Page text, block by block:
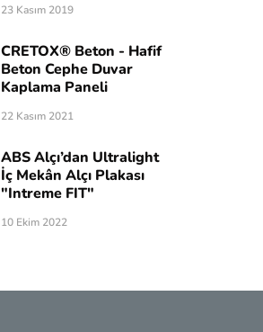
23 Kasım 2019
CRETOX® Beton - Hafif
Beton Cephe Duvar
Kaplama Paneli
22 Kasım 2021
ABS Alçı’dan Ultralight
İç Mekân Alçı Plakası
"Intreme FIT"
10 Ekim 2022